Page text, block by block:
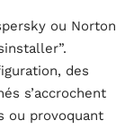
ou Norton
des
s’accrochent
ou provoquant